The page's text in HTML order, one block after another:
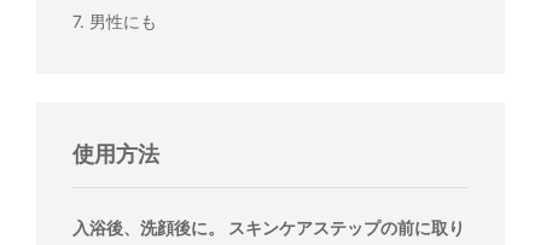
7. 男性にも
使用方法
入浴後、洗顔後に。 スキンケアステップの前に取り